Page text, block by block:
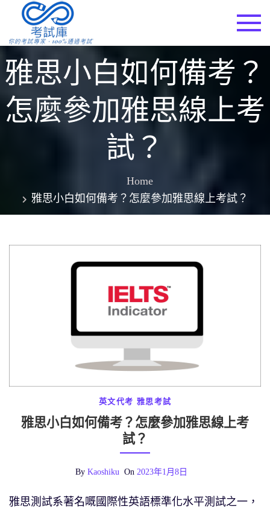
content
雅思小白如何備考？
怎麼參加雅思線上考
試？
Home
雅思小白如何備考？怎麼參加雅思線上考試？
英文代考 雅思考試
雅思小白如何備考？怎麼參加雅思線上考
試？
By Kaoshiku On 2023年1月8日
雅思測試系著名嘅國際性英語標準化水平測試之一，